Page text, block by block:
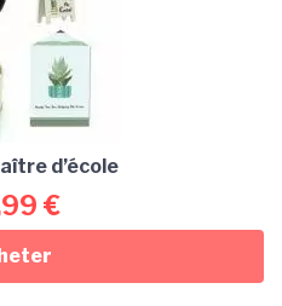
d’école
€